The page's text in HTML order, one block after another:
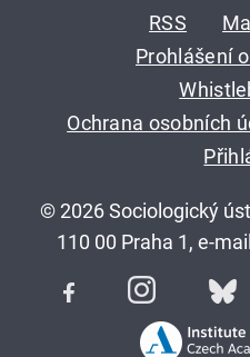
RSS
Prohlášení
Ochrana osobních
© 2026 Sociologický
110 00 Praha 1, e-